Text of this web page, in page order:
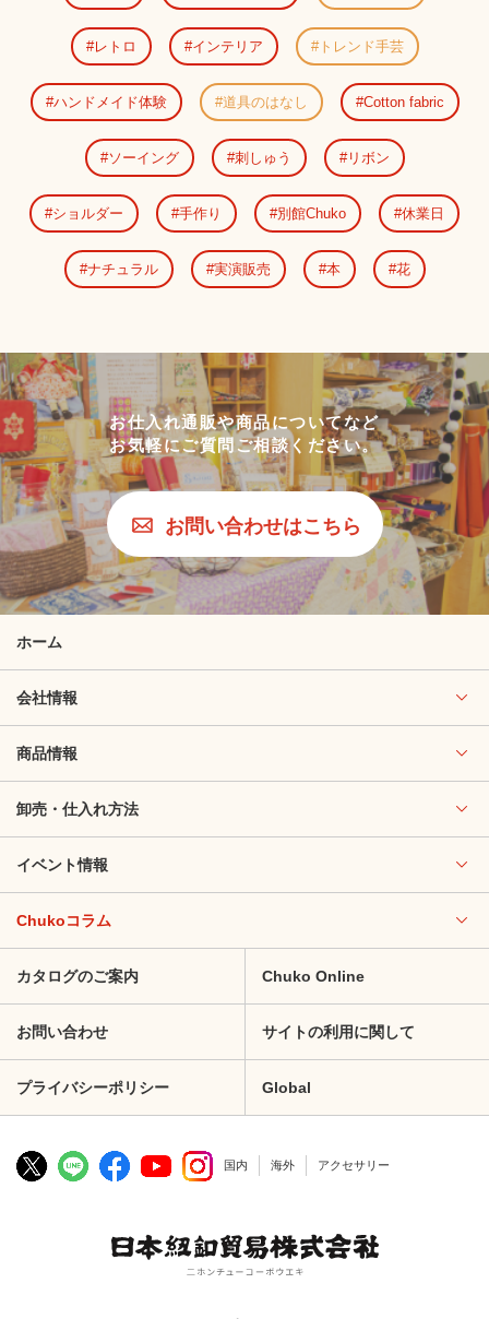
レトロ インテリア トレンド手芸
ハンドメイド体験 道具のはなし Cotton fabric
ソーイング 刺しゅう リボン
ショルダー 手作り 別館Chuko 休業日
ナチュラル 実演販売 本 花
お仕入れ通販や商品についてなど
お気軽にご質問ご相談ください。
お問い合わせはこちら
ホーム
会社情報
商品情報
卸売・仕入れ方法
イベント情報
Chukoコラム
カタログのご案内 Chuko Online
お問い合わせ サイトの利用に関して
プライバシーポリシー Global
国内 海外 アクセサリー